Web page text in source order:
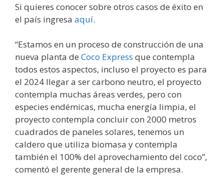
Si quieres conocer sobre otros casos de éxito en
el país ingresa aquí.
“Estamos en un proceso de construcción de una
nueva planta de Coco Express que contempla
todos estos aspectos, incluso el proyecto es para
el 2024 llegar a ser carbono neutro, el proyecto
contempla muchas áreas verdes, pero con
especies endémicas, mucha energía limpia, el
proyecto contempla concluir con 2000 metros
cuadrados de paneles solares, tenemos un
caldero que utiliza biomasa y contempla
también el 100% del aprovechamiento del coco”,
comentó el gerente general de la empresa.